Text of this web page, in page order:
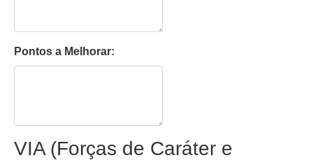
Pontos a Melhorar:
VIA (Forças de Caráter e